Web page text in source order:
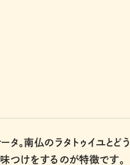
タ。南仏のラタトゥイユとどう
味つけをするのが特徴です。